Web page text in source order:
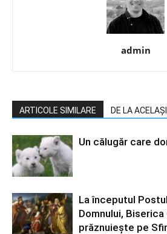
admin
ARTICOLE SIMILARE DE LA
Un călugăr care
La începutul
Domnului,
prăznuiește pe